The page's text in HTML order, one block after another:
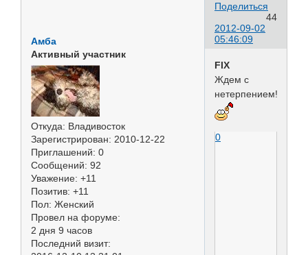
Поделиться
44
2012-09-02
05:46:09
Амба
Активный участник
Откуда: Владивосток
Зарегистрирован: 2010-12-22
Приглашений: 0
Сообщений: 92
Уважение: +11
Позитив: +11
Пол: Женский
Провел на форуме:
2 дня 9 часов
Последний визит:
FIX
Ждем с
нетерпением!
0